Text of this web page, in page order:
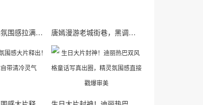
景甜港风随拍氛围感拉满，简约穿搭气质绝了 唐嫣漫游老城街巷，黑调穿搭演绎复古都市氛围感